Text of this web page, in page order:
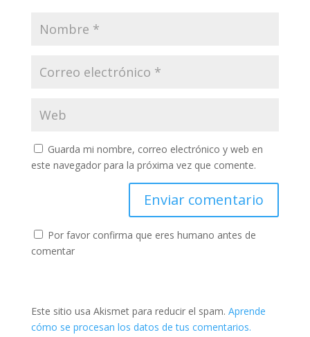
Guarda mi nombre, correo electrónico y web en
este navegador para la próxima vez que comente.
Por favor confirma que eres humano antes de
comentar
Este sitio usa Akismet para reducir el spam. Aprende
cómo se procesan los datos de tus comentarios.